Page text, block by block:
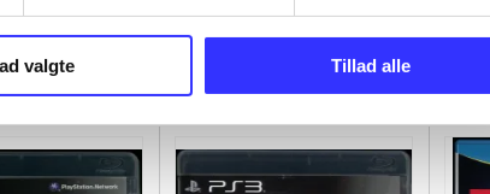
valgte Tillad alle